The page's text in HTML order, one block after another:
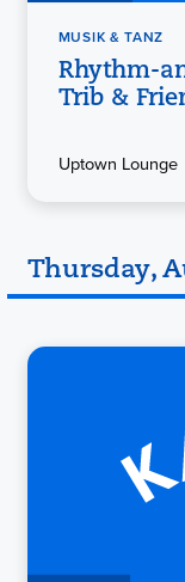
MUSIK & TANZ
Rhythm-
Trib &
Uptown Lounge
Thursday,